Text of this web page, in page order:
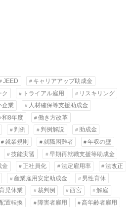
JEED
キャリアアップ助成金
ク トライアル雇用
リスキリング
企業
人材確保等支援助成金
和8年度
働き方改革
判例 判例解説
助成金
就業規則 就職困難者
年収の壁
技能実習
早期再就職支援等助成金
金 正社員化 法定雇用率
法改正
産業雇用安定助成金
男性育休
児休業 裁判例 西宮
解雇
配置転換 障害者雇用 高年齢者雇用